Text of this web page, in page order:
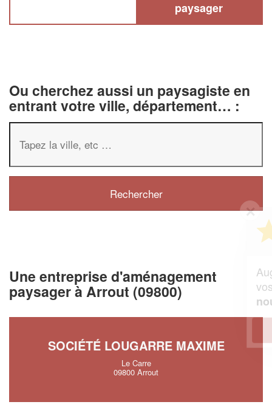
paysager
Ou cherchez aussi un paysagiste en
entrant votre ville, département… :
Une entreprise d'aménagement
paysager à Arrout (09800)
SOCIÉTÉ LOUGARRE MAXIME
Le Carre
09800 Arrout
✕
Augmentez votrechiffre d'affaires et
vosmargestout en gagnant de
nouveaux clients!